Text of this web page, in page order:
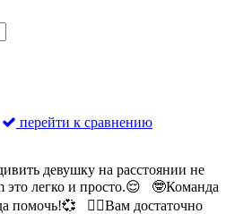
перейти к сравнению
девушку на расстоянии не
это легко и просто.😌⠀ 🤓Команда
помочь!💞⠀ 👉🏻Вам достаточно